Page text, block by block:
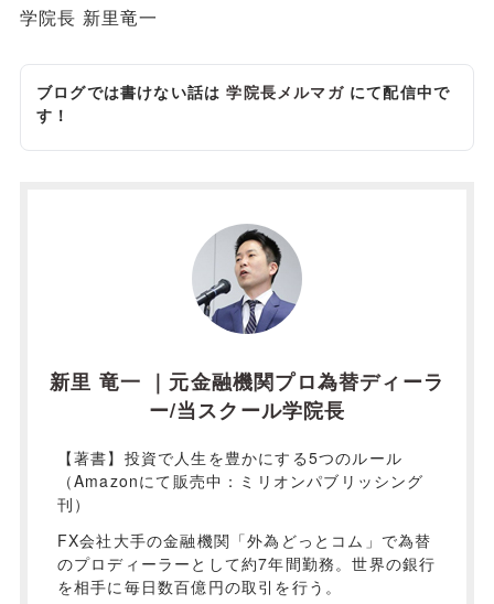
学院長 新里竜一
ブログでは書けない話は学院長メルマガにて配信中で
す！
新里 竜一 ｜元金融機関プロ為替ディーラ
ー/当スクール学院長
【著書】投資で人生を豊かにする5つのルール
（Amazonにて販売中：ミリオンパブリッシング
刊）
FX会社大手の金融機関「外為どっとコム」で為替
のプロディーラーとして約7年間勤務。世界の銀行
を相手に毎日数百億円の取引を行う。